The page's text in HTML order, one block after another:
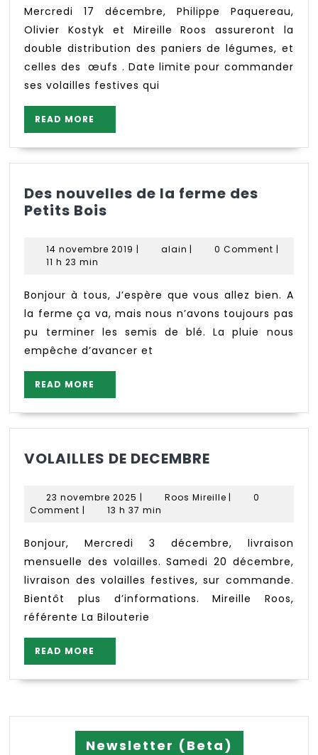
51
Mercredi 17 décembre, Philippe Paquereau,
Olivier Kostyk et Mireille Roos assureront la
double distribution des paniers de légumes, et
celles des œufs . Date limite pour commander
ses volailles festives qui
READ MORE
MORE
Des nouvelles de la ferme des
Petits Bois
de
des
Petits
Bois
14 novembre 2019 14| alain alain
| 0 Comment |
11 h 23 min
Bonjour à tous, J’espère que vous allez bien. A
la ferme ça va, mais nous n’avons toujours pas
pu terminer les semis de blé. La pluie nous
empêche d’avancer et
READ MORE
MORE
VOLAILLES DE DECEMBRE
DECEMBRE
23 novembre 2025 23
novembre
| Roos MireilleRoos
|
0
Comment | 13 h 37 min
Bonjour, Mercredi 3 décembre, livraison
mensuelle des volailles. Samedi 20 décembre,
livraison des volailles festives, sur commande.
Bientôt plus d’informations. Mireille Roos,
référente La Bilouterie
READ MORE
MORE
Newsletter (Beta)